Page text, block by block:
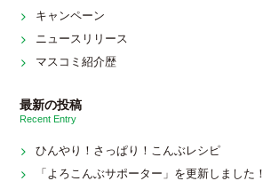
キャンペーン
ニュースリリース
マスコミ紹介歴
最新の投稿
Recent Entry
ひんやり！さっぱり！こんぶレシピ
「よろこんぶサポーター」を更新しました！